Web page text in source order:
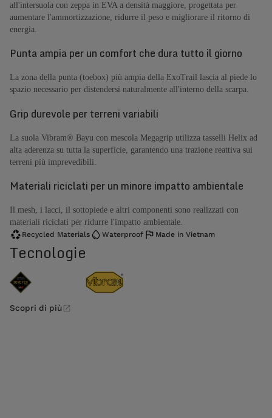
all'intersuola con zeppa in EVA a densità maggiore, progettata per
aumentare l'ammortizzazione, ridurre il peso e migliorare il ritorno di
energia.
Punta ampia per un comfort che dura tutto il giorno
La zona della punta (toebox) più ampia della ExoTrail lascia al piede lo
spazio necessario per distendersi naturalmente all'interno della scarpa.
Grip durevole per terreni variabili
La suola Vibram® Bayu con mescola Megagrip utilizza tasselli Helix ad
alta aderenza su tutta la superficie, garantendo una trazione reattiva sui
terreni più imprevedibili.
Materiali riciclati per un minore impatto ambientale
Il mesh, i lacci, il sottopiede e altri componenti sono realizzati con
materiali riciclati per ridurre l'impatto ambientale.
Recycled Materials Waterproof Made in Vietnam
Tecnologie
Scopri di più